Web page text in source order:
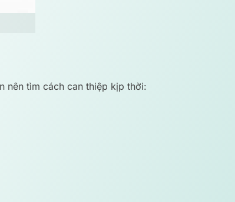
nên tìm cách can thiệp kịp thời: